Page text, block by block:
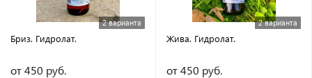
2 варианта
Бриз. Гидролат.
от 450 руб.
2 варианта
Жива. Гидролат.
от 450 руб.